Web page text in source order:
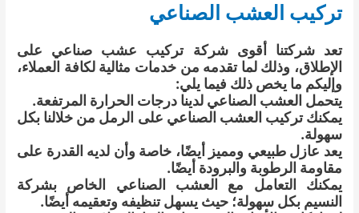
تركيب العشب الصناعي
تعد شركتنا أقوى شركة تركيب عشب صناعي على
الإطلاق، وذلك لما تقدمه من خدمات مثالية لكافة العملاء،
وإليكم ما يخص ذلك فيما يلي:
يتحمل العشب الصناعي لدينا درجات الحرارة المرتفعة.
يمكنك تركيب العشب الصناعي على الرمل من خلالنا بكل
سهولة.
يعد عازل طبيعي ومميز أيضًا، خاصة وأن لديه القدرة على
مقاومة الرطوبة والبرودة أيضًا.
يمكنك التعامل مع العشب الصناعي الخاص بشركة
النسيم بكل سهولة؛ حيث يسهل تنظيفه وتعقيمه أيضًا.